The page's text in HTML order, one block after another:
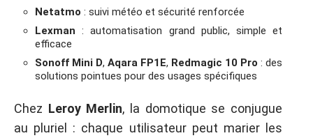
Netatmo : suivi météo et sécurité renforcée
Lexman : automatisation grand public, simple et
efficace
Sonoff Mini D, Aqara FP1E, Redmagic 10 Pro : des
solutions pointues pour des usages spécifiques
Chez Leroy Merlin, la domotique se conjugue
au pluriel : chaque utilisateur peut marier les